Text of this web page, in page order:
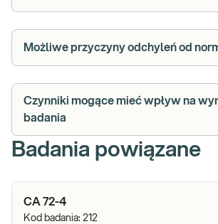
Możliwe przyczyny odchyleń od
Czynniki mogące mieć wpływ na
badania
Badania powiązane
CA 72-4
Kod badania: 212